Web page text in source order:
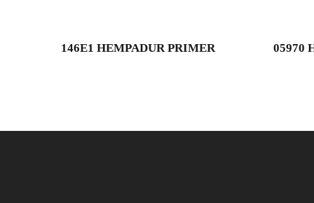
146E1 HEMPADUR PRIMER 05970